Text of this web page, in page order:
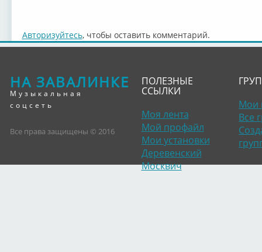
Авторизуйтесь, чтобы оставить комментарий.
НА ЗАВАЛИНКЕ
Музыкальная
соцсеть
Все права защищены © 2016
ПОЛЕЗНЫЕ
ССЫЛКИ
Моя лента
Мой профайл
Мои установки
Деревенский
Москвич
Мои
Все